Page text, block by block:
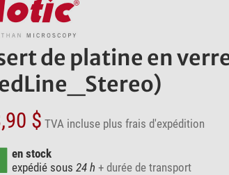
de platine en
$ TVA incluse plus frais d'expédition
en stock
expédié sous 24 h + durée de transport